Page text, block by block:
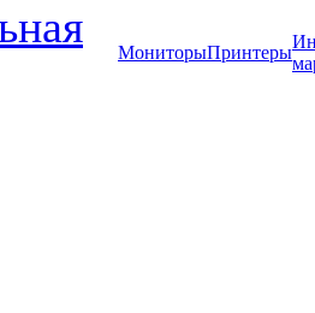
МониторыПринтеры